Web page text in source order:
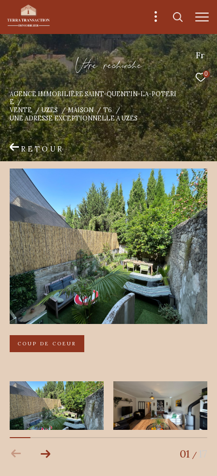
Fr
0
Vore recece
AGENCE IMMOBILIÈRE SAINT-QUENTIN-LA-POTERI
E
VENTE
UZES MAISON
T6
UNE ADRESSE EXCEPTIONNELLE A UZES
RETOUR
COUP DE COEUR
01 /